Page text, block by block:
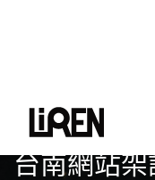
最新情報
台南網站